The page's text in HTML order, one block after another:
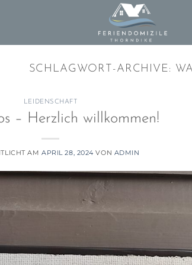
SCHLAGWORT-ARCHIVE:
LEIDENSCHAFT
– Herzlich willkommen!
AMAPRIL 28, 2024 VON ADMIN